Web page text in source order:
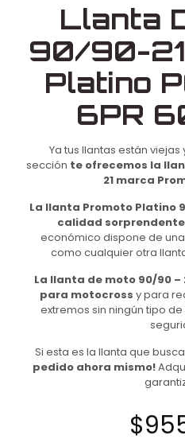
Llanta
90/90-
Platino
6PR
Ya tus llantas están
sección te ofrecemos la
21 marca
La llanta Promoto Platino
calidad
económico dispone de
como cualquier otra
La llanta de moto 90/90 –
para motocross y para
extremos sin ningún tipo
Si esta es la llanta que
pedido ahora mismo!
$